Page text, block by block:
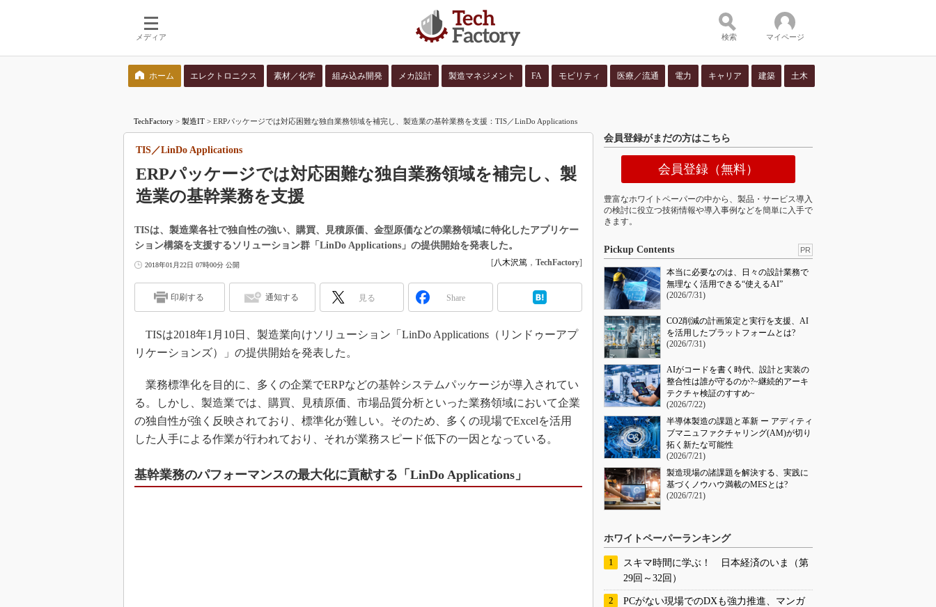
メディア 検索 マイページ
ホーム エレクトロニクス 素材／化学 組み込み開発 メカ設計 製造マネジメント FA モビリティ 医療／流通 電力 キャリア 建築 土木
TechFactory > 製造IT > ERPパッケージでは対応困難な独自業務領域を補完し、製造業の基幹業務を支援：TIS／LinDo Applications
ERPパッケージでは対応困難な独自業務領域を補完し、製
造業の基幹業務を支援
TIS／LinDo Applications
TISは、製造業各社で独自性の強い、購買、見積原価、金型原価などの業務領域に特化したアプリケー
ション構築を支援するソリューション群「LinDo Applications」の提供開始を発表した。
2018年01月22日 07時00分 公開 [八木沢篤 ， TechFactory]
印刷する 通知する 見る Share
TISは2018年1月10日、製造業向けソリューション「LinDo Applications（リンドゥーアプ
リケーションズ）」の提供開始を発表した。
業務標準化を目的に、多くの企業でERPなどの基幹システムパッケージが導入されてい
る。しかし、製造業では、購買、見積原価、市場品質分析といった業務領域において企業
の独自性が強く反映されており、標準化が難しい。そのため、多くの現場でExcelを活用
した人手による作業が行われており、それが業務スピード低下の一因となっている。
基幹業務のパフォーマンスの最大化に貢献する「LinDo Applications」
会員登録がまだの方はこちら
会員登録（無料）
豊富なホワイトペーパーの中から、製品・サービス導入
の検討に役立つ技術情報や導入事例などを簡単に入手で
きます。
Pickup Contents PR
本当に必要なのは、日々の設計業務で
無理なく活用できる“使えるAI”
(2026/7/31)
CO2削減の計画策定と実行を支援、AI
を活用したプラットフォームとは?
(2026/7/31)
AIがコードを書く時代、設計と実装の
整合性は誰が守るのか?~継続的アーキ
テクチャ検証のすすめ~
(2026/7/22)
半導体製造の課題と革新 ー アディティ
ブマニュファクチャリング(AM)が切り
拓く新たな可能性
(2026/7/21)
製造現場の諸課題を解決する、実践に
基づくノウハウ満載のMESとは?
(2026/7/21)
ホワイトペーパーランキング
スキマ時間に学ぶ！ 日本経済のいま（第
29回～32回）
PCがない現場でのDXも強力推進、マンガ